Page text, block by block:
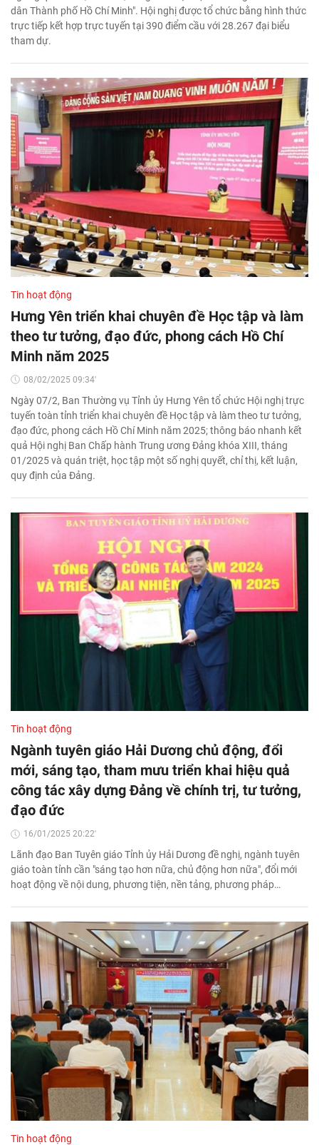
dân Thành phố Hồ Chí Minh". Hội nghị được tổ chức bằng hình thức
trực tiếp kết hợp trực tuyến tại 390 điểm cầu với 28.267 đại biểu
tham dự.
Tin hoạt động
Hưng Yên triển khai chuyên đề Học tập và làm
theo tư tưởng, đạo đức, phong cách Hồ Chí
Minh năm 2025
08/02/2025 09:34'
Ngày 07/2, Ban Thường vụ Tỉnh ủy Hưng Yên tổ chức Hội nghị trực
tuyến toàn tỉnh triển khai chuyên đề Học tập và làm theo tư tưởng,
đạo đức, phong cách Hồ Chí Minh năm 2025; thông báo nhanh kết
quả Hội nghị Ban Chấp hành Trung ương Đảng khóa XIII, tháng
01/2025 và quán triệt, học tập một số nghị quyết, chỉ thị, kết luận,
quy định của Đảng.
Tin hoạt động
Ngành tuyên giáo Hải Dương chủ động, đổi
mới, sáng tạo, tham mưu triển khai hiệu quả
công tác xây dựng Đảng về chính trị, tư tưởng,
đạo đức
16/01/2025 20:22'
Lãnh đạo Ban Tuyên giáo Tỉnh ủy Hải Dương đề nghị, ngành tuyên
giáo toàn tỉnh cần "sáng tạo hơn nữa, chủ động hơn nữa", đổi mới
hoạt động về nội dung, phương tiện, nền tảng, phương pháp…
Tin hoạt động